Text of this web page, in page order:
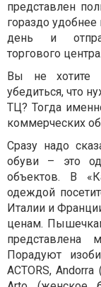
представлен
гораздо
день и
торгового центра.
Вы не хотите
убедиться, что
ТЦ? Тогда
коммерческих
Сразу надо
обуви – это
объектов. В
одеждой
Италии и
ценам.
представлена
Порадуют
ACTORS,